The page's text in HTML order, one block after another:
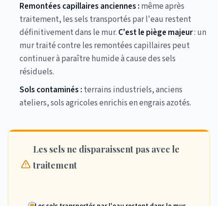
Remontées capillaires anciennes : même après
traitement, les sels transportés par l'eau restent
définitivement dans le mur. C'est le piège majeur: un
mur traité contre les remontées capillaires peut
continuer à paraître humide à cause des sels
résiduels.
Sols contaminés : terrains industriels, anciens
ateliers, sols agricoles enrichis en engrais azotés.
Les sels ne disparaissent pas avec le
traitement